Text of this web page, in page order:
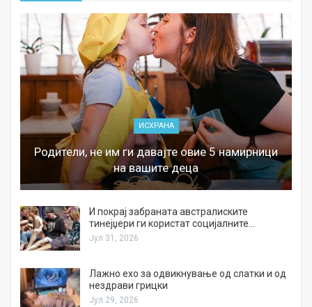
ИСХРАНА
Родители, не им ги давајте овие 5 намирници
на вашите деца
И покрај забраната австралиските
тинејџери ги користат социјалните…
Јул 31, 2026
Лажно ехо за одвикнување од слатки и од
нездрави грицки
Јул 29, 2026